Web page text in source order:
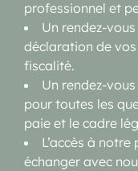
professionnel et
Un rendez-
déclaration de
fiscalité.
Un rendez-
pour toutes les
paie et le cadre
L’accès à
échanger avec